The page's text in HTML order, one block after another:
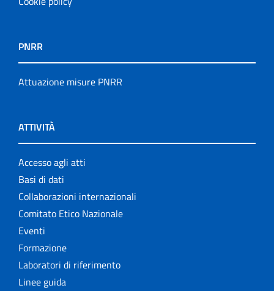
PNRR
Attuazione misure PNRR
ATTIVITÀ
Accesso agli atti
Basi di dati
Collaborazioni internazionali
Comitato Etico Nazionale
Eventi
Formazione
Laboratori di riferimento
Linee guida